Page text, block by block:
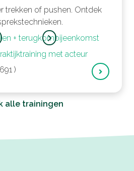
trekken of pushen. Ontdek
+ terugkombijeenkomst
met acteur
691)
alle trainingen